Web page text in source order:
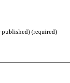
(required)